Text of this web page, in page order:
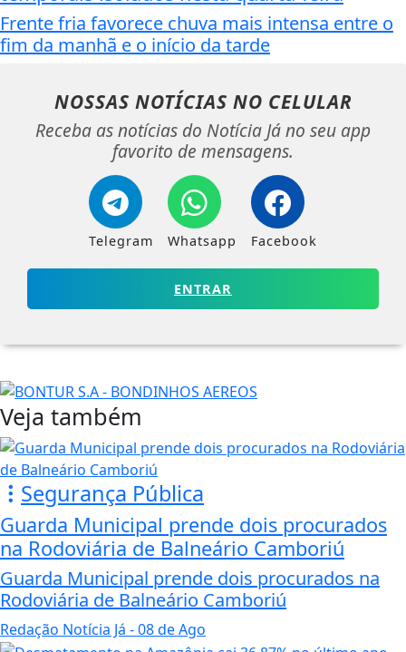
Frente fria favorece chuva mais intensa entre o
fim da manhã e o início da tarde
NOSSAS NOTÍCIAS NO CELULAR
Receba as notícias do Notícia Já no seu app
favorito de mensagens.
Telegram Whatsapp Facebook
ENTRAR
Veja também
Segurança Pública
Guarda Municipal prende dois procurados
na Rodoviária de Balneário Camboriú
Guarda Municipal prende dois procurados na
Rodoviária de Balneário Camboriú
Redação Notícia Já - 08 de Ago